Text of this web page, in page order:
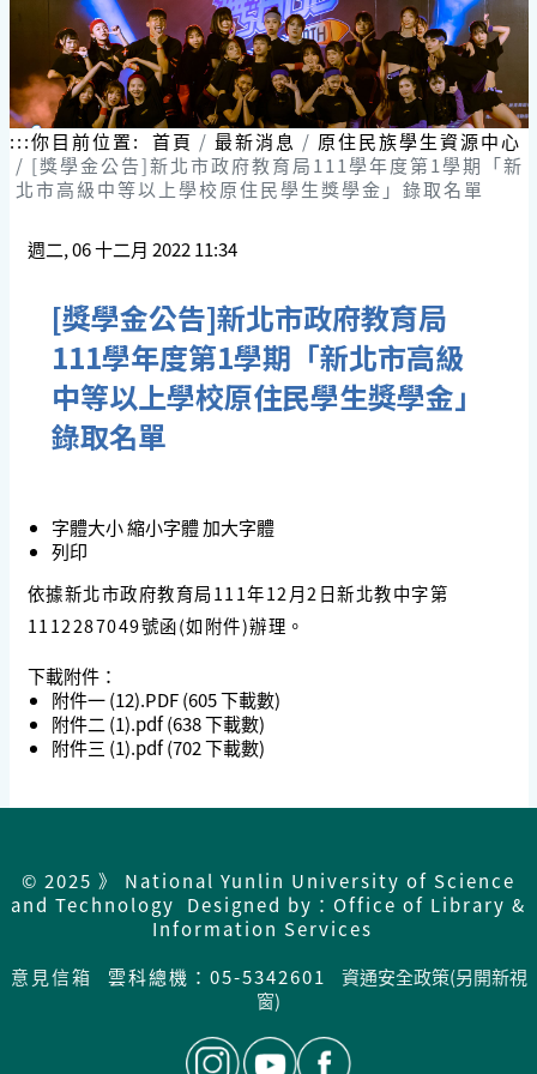
:::你目前位置: 首頁 最新消息
原住民族學生資源中心
[獎學金公告]新北市政府教育局111學年度第1學期「新
北市高級中等以上學校原住民學生獎學金」錄取名單
週二, 06 十二月 2022 11:34
[獎學金公告]新北市政府教育局
111學年度第1學期「新北市高級
中等以上學校原住民學生獎學金」
錄取名單
字體大小縮小字體加大字體
列印
依據新北市政府教育局111年12月2日新北教中字第
1112287049號函(如附件)辦理。
下載附件：
附件一 (12).PDF (605 下載數)
附件二 (1).pdf (638 下載數)
附件三 (1).pdf (702 下載數)
© 2025 》 National Yunlin University of Science
and Technology Designed by：Office of Library &
Information Services
意見信箱
雲科總機：05-5342601
資通安全政策(另開新視
窗)